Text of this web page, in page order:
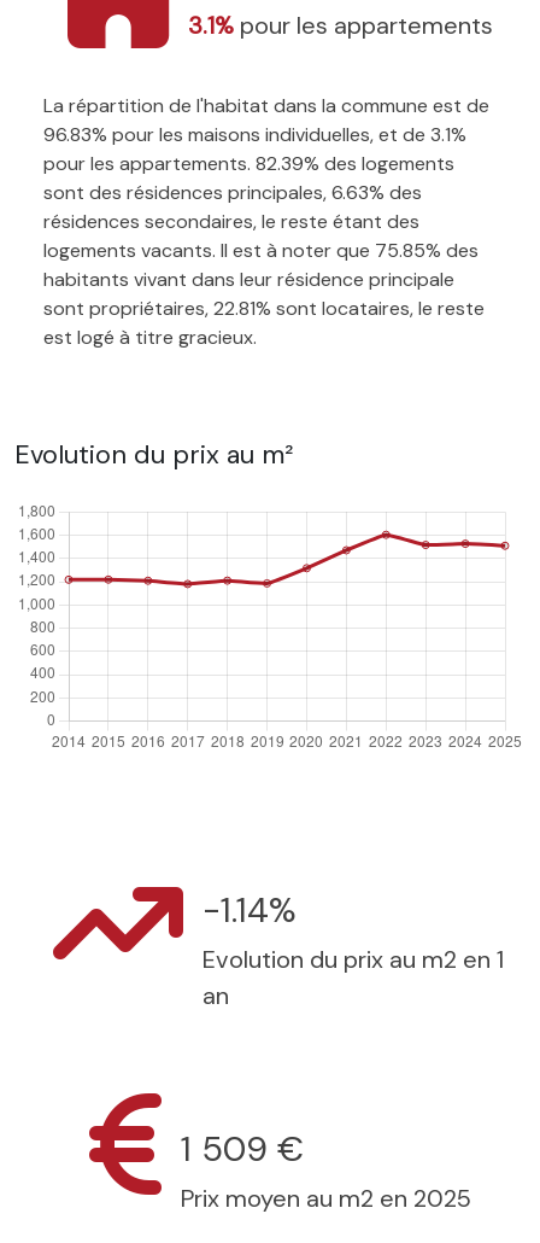
3.1% pour les appartements
La répartition de l'habitat dans la commune est de
96.83% pour les maisons individuelles, et de 3.1%
pour les appartements. 82.39% des logements
sont des résidences principales, 6.63% des
résidences secondaires, le reste étant des
logements vacants. Il est à noter que 75.85% des
habitants vivant dans leur résidence principale
sont propriétaires, 22.81% sont locataires, le reste
est logé à titre gracieux.
Evolution du prix au m²
-1.14%
Evolution du prix au m2 en 1
an
1 509 €
Prix moyen au m2 en 2025